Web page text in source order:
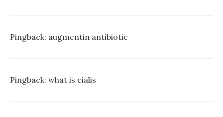
Pingback: augmentin antibiotic
Pingback: what is cialis